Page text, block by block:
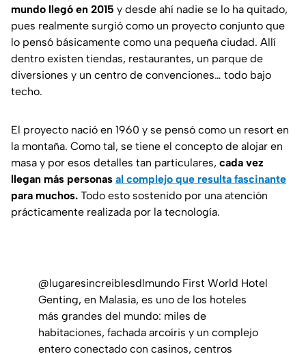
mundo llegó en 2015 y desde ahí nadie se lo ha quitado,
pues realmente surgió como un proyecto conjunto que
lo pensó básicamente como una pequeña ciudad. Allí
dentro existen tiendas, restaurantes, un parque de
diversiones y un centro de convenciones… todo bajo
techo.
El proyecto nació en 1960 y se pensó como un resort en
la montaña. Como tal, se tiene el concepto de alojar en
masa y por esos detalles tan particulares, cada vez
llegan más personas al complejo que resulta fascinante
para muchos. Todo esto sostenido por una atención
prácticamente realizada por la tecnología.
@lugaresincreiblesdlmundo First World Hotel
Genting, en Malasia, es uno de los hoteles
más grandes del mundo: miles de
habitaciones, fachada arcoíris y un complejo
entero conectado con casinos, centros